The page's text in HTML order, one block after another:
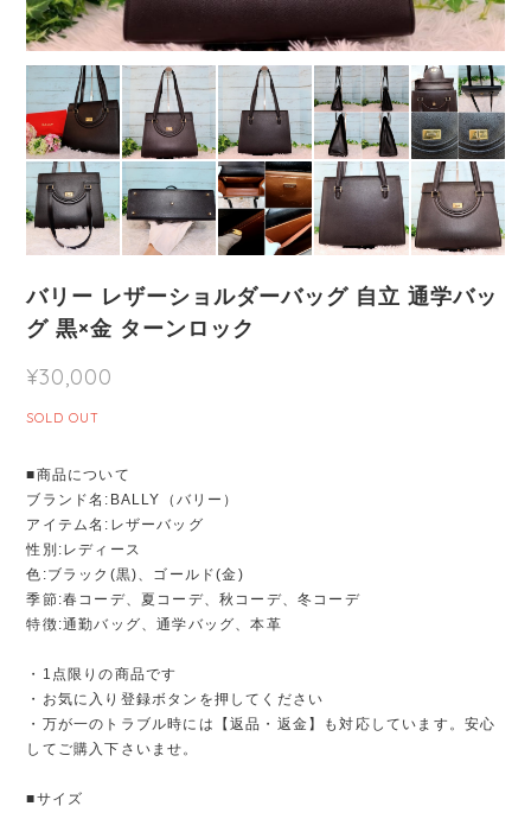
バリー レザーショルダーバッグ 自立 通学バッ
グ 黒×金 ターンロック
¥30,000
SOLD OUT
■商品について
ブランド名:BALLY（バリー）
アイテム名:レザーバッグ
性別:レディース
色:ブラック(黒)、ゴールド(金)
季節:春コーデ、夏コーデ、秋コーデ、冬コーデ
特徴:通勤バッグ、通学バッグ、本革
・1点限りの商品です
・お気に入り登録ボタンを押してください
・万が一のトラブル時には【返品・返金】も対応しています。安心
してご購入下さいませ。
■サイズ